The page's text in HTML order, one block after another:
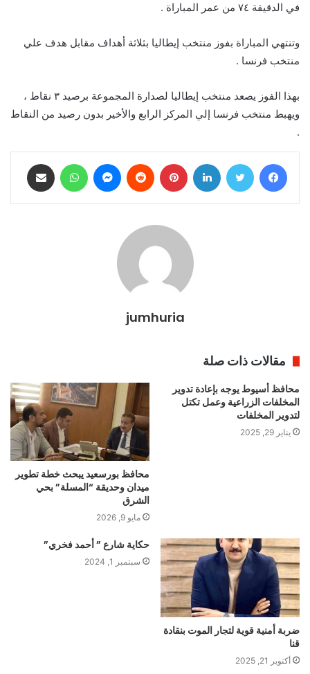
في الدقيقة ٧٤ من عمر المباراة .
وتنتهي المباراة بفوز منتخب إيطاليا بثلاثة أهداف مقابل هدف علي
منتخب فرنسا .
بهذا الفوز يصعد منتخب إيطاليا لصدارة المجموعة برصيد ٣ نقاط ،
ويهبط منتخب فرنسا إلي المركز الرابع والأخير بدون رصيد من النقاط
.
فيسبوك تويتر لينكدإن بينتيريست ماسنجر واتساب
jumhuria
مقالات ذات صلة
محافظ أسيوط يوجه بإعادة تدوير
المخلفات الزراعية وعمل تكتل
لتدوير المخلفات
يناير 29, 2025
محافظ بورسعيد يبحث خطة تطوير
ميدان وحديقة “المسلة” بحي
الشرق
مايو 9, 2026
ضربة أمنية قوية لتجار الموت بنقادة
قنا
أكتوبر 21, 2025
حكاية شارع ” أحمد فخري”
سبتمبر 1, 2024